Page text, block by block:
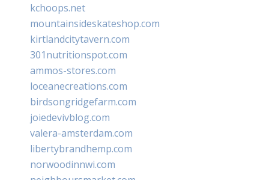
kchoops.net
mountainsideskateshop.com
kirtlandcitytavern.com
301nutritionspot.com
ammos-stores.com
loceanecreations.com
birdsongridgefarm.com
joiedevivblog.com
valera-amsterdam.com
libertybrandhemp.com
norwoodinnwi.com